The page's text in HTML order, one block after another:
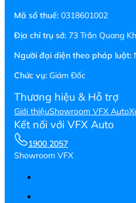
Mã số thuế: 0318601002
Địa chỉ trụ sở: 73 Trần Quang
Người đại diện theo pháp luật:
Chức vụ: Giám Đốc
Thương hiệu & Hỗ trợ
Giới thiệuShowroom VFX Auto
Kết nối với VFX Auto
1900 2057
Showroom VFX